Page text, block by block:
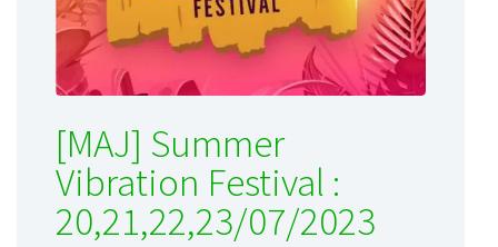
[MAJ] Summer
Vibration Festival :
20,21,22,23/07/2023